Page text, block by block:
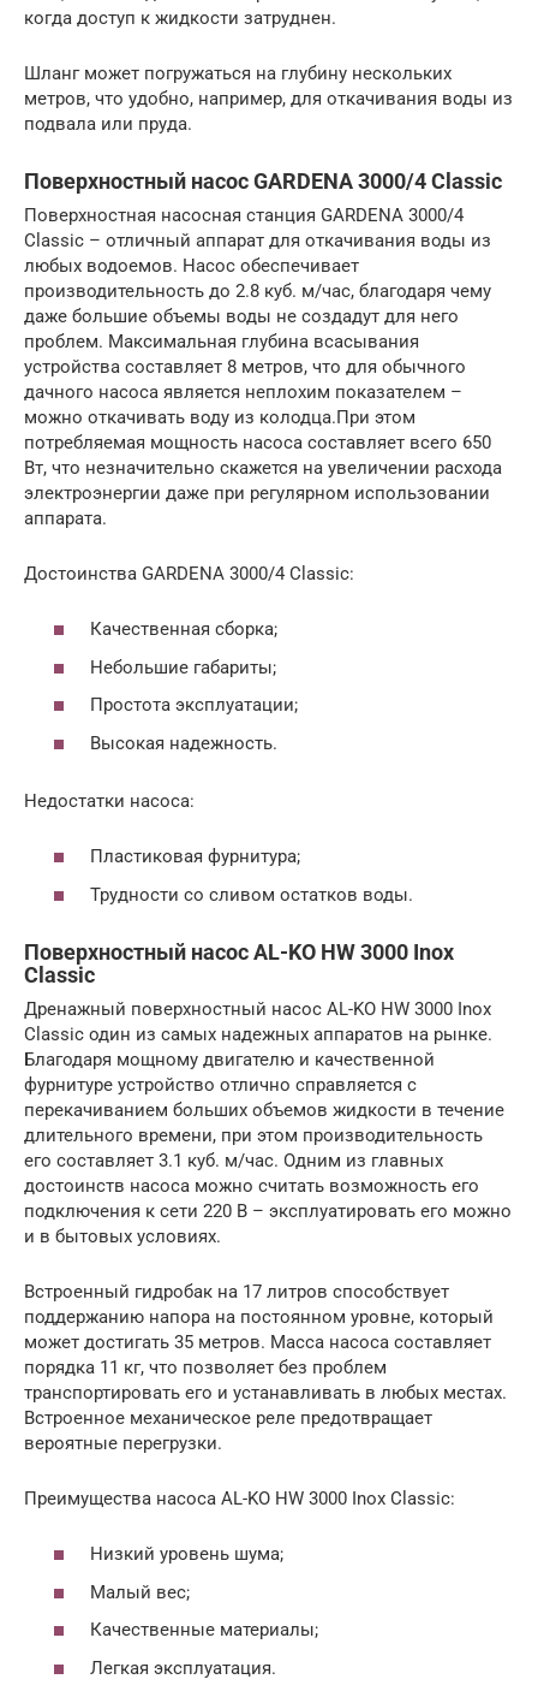
когда доступ к жидкости затруднен.
Шланг может погружаться на глубину нескольких
метров, что удобно, например, для откачивания воды из
подвала или пруда.
Поверхностный насос GARDENA 3000/4 Classic
Поверхностная насосная станция GARDENA 3000/4
Classic – отличный аппарат для откачивания воды из
любых водоемов. Насос обеспечивает
производительность до 2.8 куб. м/час, благодаря чему
даже большие объемы воды не создадут для него
проблем. Максимальная глубина всасывания
устройства составляет 8 метров, что для обычного
дачного насоса является неплохим показателем –
можно откачивать воду из колодца.При этом
потребляемая мощность насоса составляет всего 650
Вт, что незначительно скажется на увеличении расхода
электроэнергии даже при регулярном использовании
аппарата.
Достоинства GARDENA 3000/4 Classic:
Качественная сборка;
Небольшие габариты;
Простота эксплуатации;
Высокая надежность.
Недостатки насоса:
Пластиковая фурнитура;
Трудности со сливом остатков воды.
Поверхностный насос AL-KO HW 3000 Inox
Classic
Дренажный поверхностный насос AL-KO HW 3000 Inox
Classic один из самых надежных аппаратов на рынке.
Благодаря мощному двигателю и качественной
фурнитуре устройство отлично справляется с
перекачиванием больших объемов жидкости в течение
длительного времени, при этом производительность
его составляет 3.1 куб. м/час. Одним из главных
достоинств насоса можно считать возможность его
подключения к сети 220 В – эксплуатировать его можно
и в бытовых условиях.
Встроенный гидробак на 17 литров способствует
поддержанию напора на постоянном уровне, который
может достигать 35 метров. Масса насоса составляет
порядка 11 кг, что позволяет без проблем
транспортировать его и устанавливать в любых местах.
Встроенное механическое реле предотвращает
вероятные перегрузки.
Преимущества насоса AL-KO HW 3000 Inox Classic:
Низкий уровень шума;
Малый вес;
Качественные материалы;
Легкая эксплуатация.